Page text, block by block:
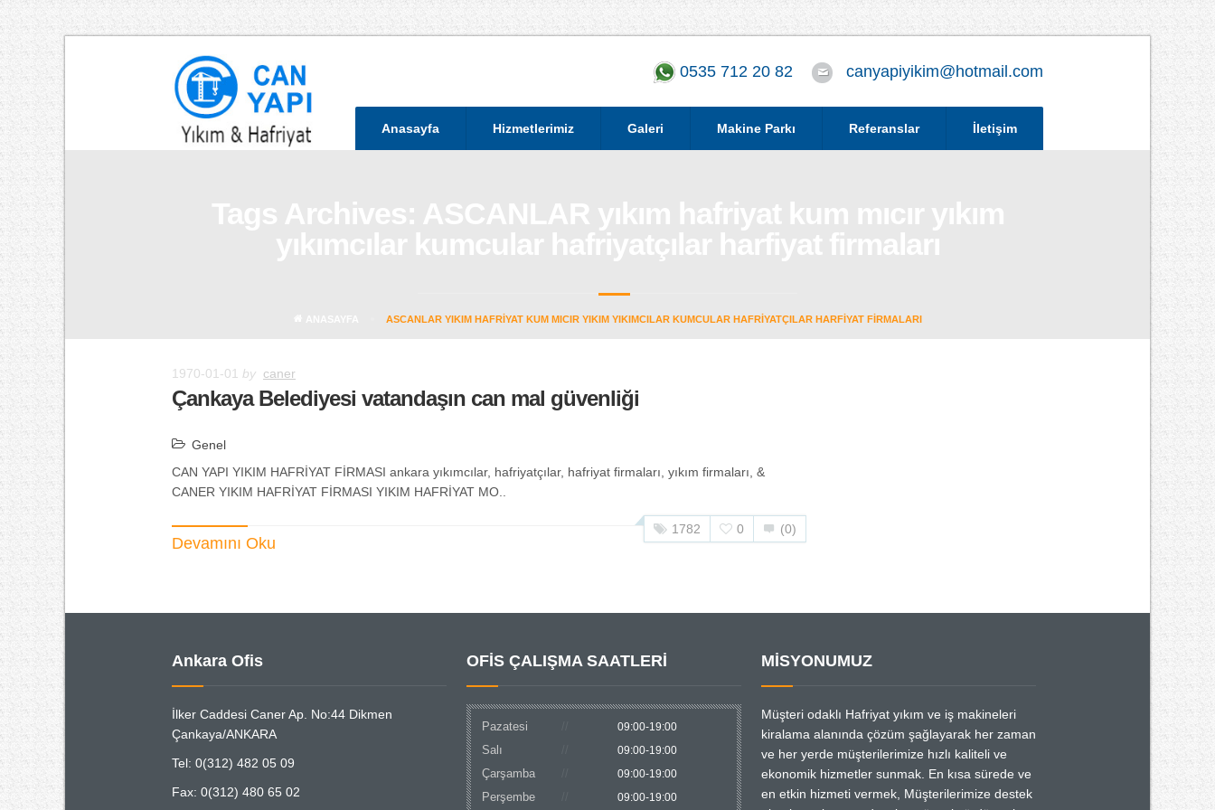
0535 712 20 82 canyapiyikim@hotmail.com
Anasayfa Hizmetlerimiz Galeri Makine Parkı Referanslar İletişim
ASCANLAR YIKIM HAFRIYAT KUM MICIR YIKIM YIKIMCILAR KUMCULAR HAFRIYATÇILAR HARFIYAT FIRMALARI
1970-01-01 by caner
Çankaya Belediyesi vatandaşın can mal güvenliği
Genel
CAN YAPI YIKIM HAFRİYAT FİRMASI ankara yıkımcılar, hafriyatçılar, hafriyat firmaları, yıkım firmaları, &
CANER YIKIM HAFRİYAT FİRMASI YIKIM HAFRİYAT MO..
Devamını Oku
1782 0 (0)
Ankara Ofis
İlker Caddesi Caner Ap. No:44 Dikmen
Çankaya/ANKARA
Tel: 0(312) 482 05 09
Fax: 0(312) 480 65 02
OFİS ÇALIŞMA SAATLERİ
Pazatesi 09:00-19:00
Salı 09:00-19:00
Çarşamba 09:00-19:00
Perşembe 09:00-19:00
MİSYONUMUZ
Müşteri odaklı Hafriyat yıkım ve iş makineleri
kiralama alanında çözüm şağlayarak her zaman
ve her yerde müşterilerimize hızlı kaliteli ve
ekonomik hizmetler sunmak. En kısa sürede ve
en etkin hizmeti vermek, Müşterilerimize destek